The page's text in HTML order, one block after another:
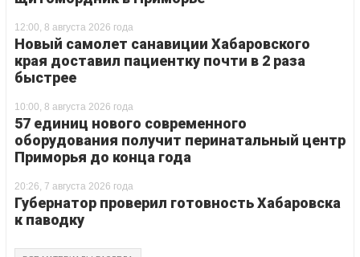
12:00, 8 августа 2026 года
Новый самолет санавиции Хабаровского
края доставил пациентку почти в 2 раза
быстрее
10:00, 8 августа 2026 года
57 единиц нового современного
оборудования получит перинатальный центр
Приморья до конца года
20:26, 7 августа 2026 года
Губернатор проверил готовность Хабаровска
к паводку